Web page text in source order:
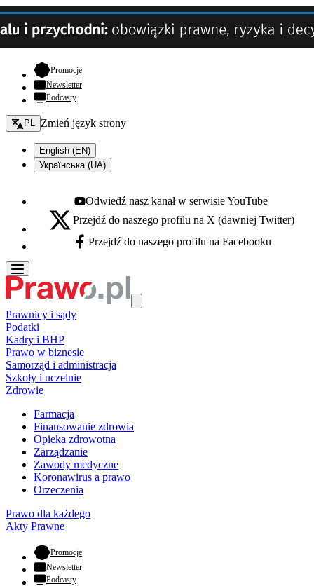
Promocje- otwiera się w nowej karcie
Newsletter
Podcasty
Zmień język - bieżący:
PL Zmień język strony
English (EN)
Українська (UA)
Youtube - otwiera się w nowej karcie
Odwiedź nasz kanał w serwisie YouTube
X - otwiera się w nowej karcie
Przejdź do naszego profilu na X (dawniej Twitter)
Facebook - otwiera się w nowej karcie
Przejdź do naszego profilu na Facebooku
Prawnicy i sądy
Podatki
Kadry i BHP
Prawo w biznesie
Samorząd i administracja
Szkoły i uczelnie
Zdrowie
Farmacja
Finansowanie zdrowia
Opieka zdrowotna
Zarządzanie
Zawody medyczne
Koronawirus a prawo
Orzeczenia
Prawo dla każdego
Akty Prawne
Promocje- otwiera się w nowej karcie
Newsletter
Podcasty